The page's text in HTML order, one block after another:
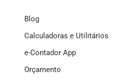
Blog
Calculadoras e Utilitários
e-Contador App
Orçamento